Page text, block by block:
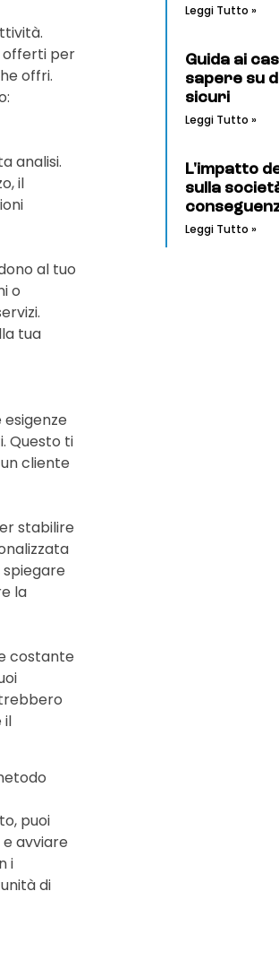
offerti per
offri.
analisi.
il
al tuo
o
tua
Questo ti
cliente
stabilire
la
costante
il
puoi
avviare
i
di
Leggi Tutto »
Guida ai
sapere su
sicuri
Leggi Tutto »
L'impatto
sulla
Leggi Tutto »